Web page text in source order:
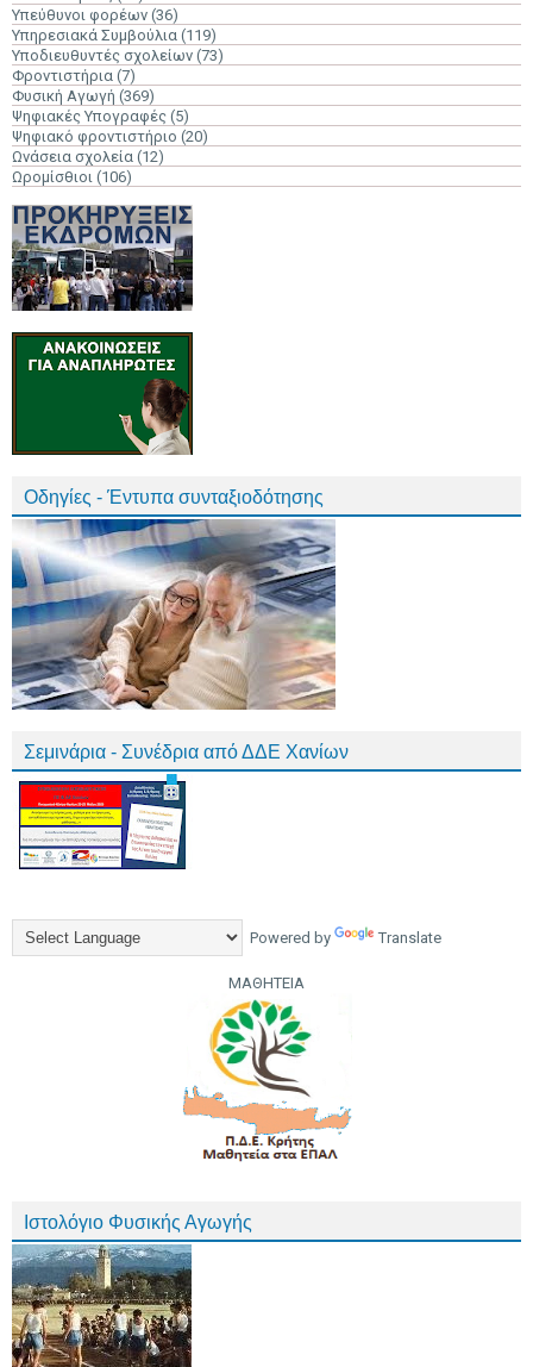
Υπεύθυνοι φορέων (36)
Υπηρεσιακά Συμβούλια (119)
Υποδιευθυντές σχολείων (73)
Φροντιστήρια (7)
Φυσική Αγωγή (369)
Ψηφιακές Υπογραφές (5)
Ψηφιακό φροντιστήριο (20)
Ωνάσεια σχολεία (12)
Ωρομίσθιοι (106)
Οδηγίες - Έντυπα συνταξιοδότησης
Σεμινάρια - Συνέδρια από ΔΔΕ Χανίων
Powered by Translate
ΜΑΘΗΤΕΙΑ
Ιστολόγιο Φυσικής Αγωγής